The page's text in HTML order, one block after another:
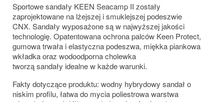
Sportowe sandały KEEN Seacamp II zostały
zaprojektowane na lżejszej i smuklejszej podeszwie
CNX. Sandały wyposażone są w najwyższej jakości
technologię. Opatentowana ochrona palców Keen Protect,
gumowa trwała i elastyczna podeszwa, miękka piankowa
wkładka oraz wodoodporna cholewka
tworzą sandały idealne w każde warunki.
Fakty dotyczące produktu: wodny hybrydowy sandał o
niskim profilu, łatwa do mycia poliestrowa warstwa